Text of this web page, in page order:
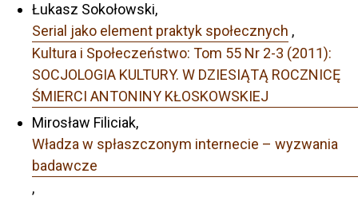
Łukasz Sokołowski,
Serial jako element praktyk społecznych ,
Kultura i Społeczeństwo: Tom 55 Nr 2-3 (2011):
SOCJOLOGIA KULTURY. W DZIESIĄTĄ ROCZNICĘ
ŚMIERCI ANTONINY KŁOSKOWSKIEJ
Mirosław Filiciak,
Władza w spłaszczonym internecie – wyzwania
badawcze
,